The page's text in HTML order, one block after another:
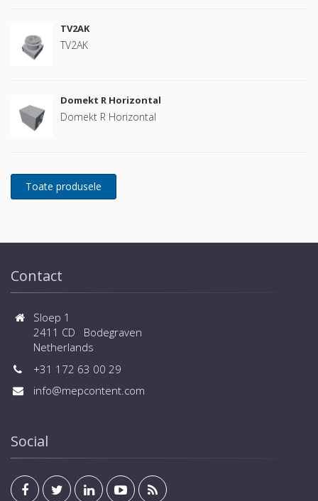
TV2AK
TV2AK
Domekt R Horizontal
Domekt R Horizontal
Contact
Sloep 1
2411 CD Bodegraven
Netherlands
+31 172 63 00 29
info@mepcontent.com
Social